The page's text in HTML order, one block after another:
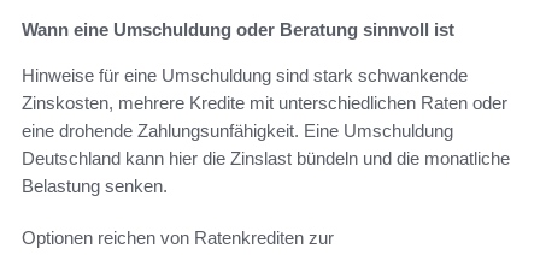
Wann eine Umschuldung oder Beratung sinnvoll ist
Hinweise für eine Umschuldung sind stark schwankende
Zinskosten, mehrere Kredite mit unterschiedlichen Raten oder
eine drohende Zahlungsunfähigkeit. Eine Umschuldung
Deutschland kann hier die Zinslast bündeln und die monatliche
Belastung senken.
Optionen reichen von Ratenkrediten zur